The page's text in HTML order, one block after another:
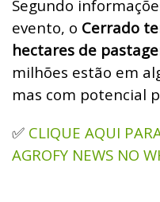
Segundo
evento, o Cerrado
hectares de
milhões estão em
mas com potencial
✅ CLIQUE AQUI
AGROFY NEWS NO